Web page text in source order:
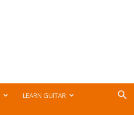
LEARN GUITAR